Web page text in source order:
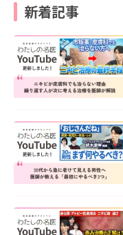
新着記事